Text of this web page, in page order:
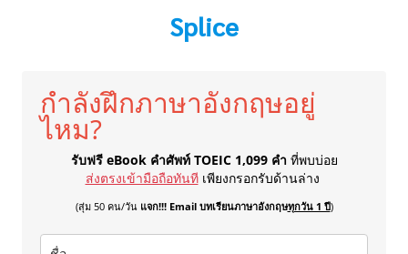
Splice
กำลังฝึกภาษาอังกฤษอยู่
ไหม?
รับฟรี eBook คำศัพท์ TOEIC 1,099 คำ ที่พบบ่อย
ส่งตรงเข้ามือถือทันที เพียงกรอกรับด้านล่าง
(สุ่ม 50 คน/วัน แจก!!! Email บทเรียนภาษาอังกฤษทุกวัน 1 ปี)